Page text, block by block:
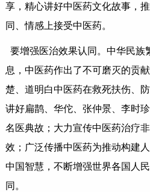
享，精心讲好中医药文化故事，
同、情感上接受中医药。
要增强医治效果认同。中华民族
息，中医药作出了不可磨灭的贡
楚、道明白中医药在救死扶伤、
讲好扁鹊、华佗、张仲景、李时
名医典故；大力宣传中医药治疗
效；广泛传播中医药为推动构建
中国智慧，不断增强世界各国人
同。